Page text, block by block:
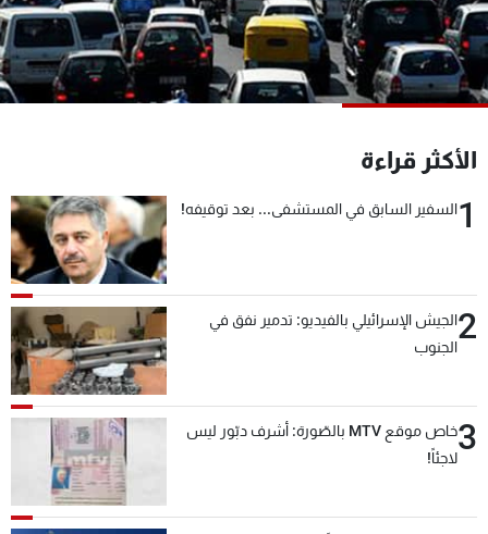
الأكثر قراءة
1السفير السابق في المستشفى... بعد توقيفه!
2الجيش الإسرائيلي بالفيديو: تدمير نفق في
الجنوب
3
خاص موقع MTV بالصّورة: أشرف دبّور ليس
لاجئاً!
البرامج
جدول البرامج
شاهد البرامج
الترددات
عن MTV
لاعلاناتكم
شروط الإسـتخدام
سياسة الخصوصية